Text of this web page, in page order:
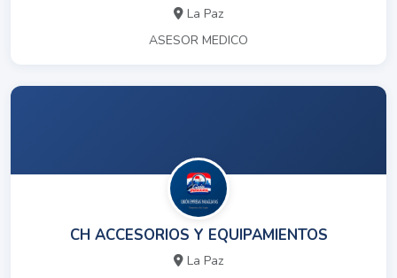
La Paz
ASESOR MEDICO
CH ACCESORIOS Y EQUIPAMIENTOS
La Paz